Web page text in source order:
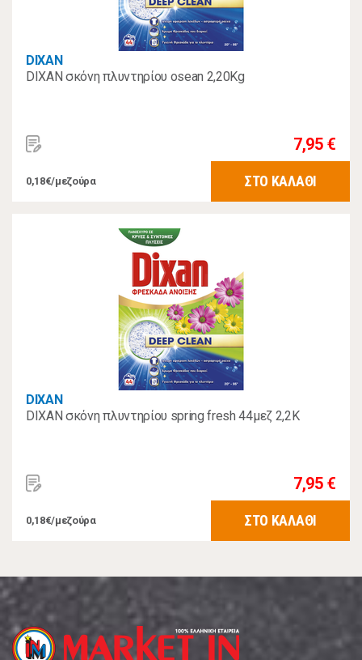
DIXAN
DIXAN σκόνη πλυντηρίου osean 2,20Kg
7,95 €
0,18€/μεζούρα ΣΤΟ ΚΑΛΑΘΙ
DIXAN
DIXAN σκόνη πλυντηρίου spring fresh 44μεζ 2,2Κ
7,95 €
0,18€/μεζούρα ΣΤΟ ΚΑΛΑΘΙ